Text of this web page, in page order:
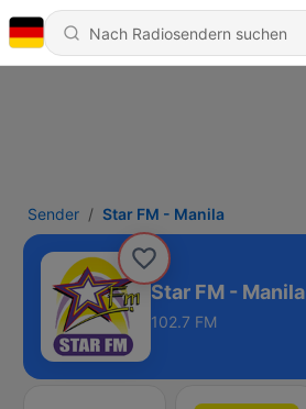
Sender Star FM - Manila
Star FM - Manila
102.7 FM